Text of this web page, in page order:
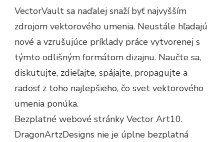
VectorVault sa naďalej snaží byť najvyšším
zdrojom vektorového umenia. Neustále hľadajú
nové a vzrušujúce príklady práce vytvorenej s
týmto odlišným formátom dizajnu. Naučte sa,
diskutujte, zdieľajte, spájajte, propagujte a
radosť z toho najlepšieho, čo svet vektorového
umenia ponúka.
Bezplatné webové stránky Vector Art10.
DragonArtzDesigns nie je úplne bezplatná